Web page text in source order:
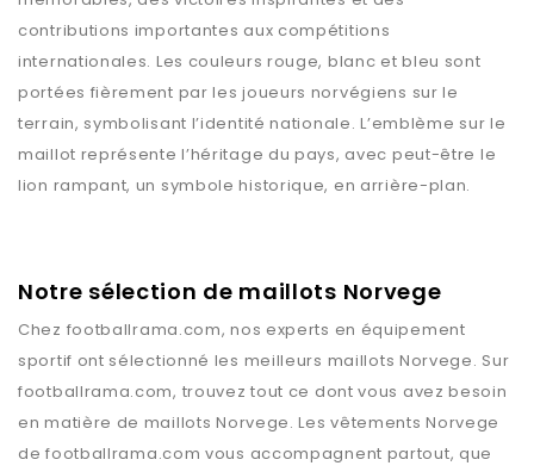
contributions importantes aux compétitions
internationales. Les couleurs rouge, blanc et bleu sont
portées fièrement par les joueurs norvégiens sur le
terrain, symbolisant l’identité nationale. L’emblème sur le
maillot représente l’héritage du pays, avec peut-être le
lion rampant, un symbole historique, en arrière-plan.
Notre sélection de maillots Norvege
Chez footballrama.com, nos experts en équipement
sportif ont sélectionné les meilleurs maillots Norvege. Sur
footballrama.com, trouvez tout ce dont vous avez besoin
en matière de maillotsNorvege. Les vêtementsNorvege
defootballrama.com vous accompagnent partout, que